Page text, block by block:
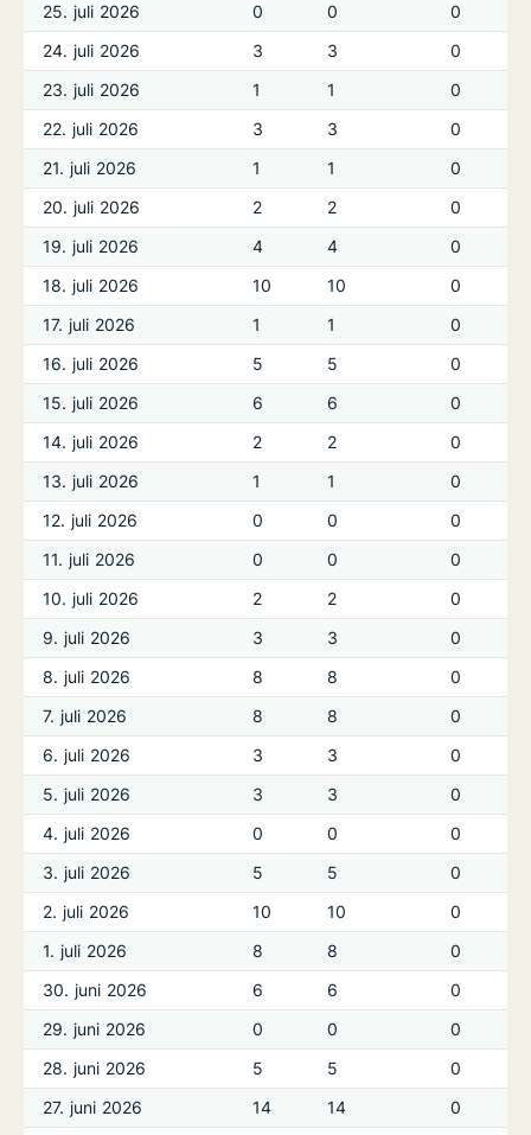
25. juli 2026
0 0
0
24. juli 2026
3 3
0
23. juli 2026
1 1
0
22. juli 2026
3 3
0
21. juli 2026
1 1
0
20. juli 2026
2 2
0
19. juli 2026
4 4
0
18. juli 2026
10 10
0
17. juli 2026
1 1
0
16. juli 2026
5 5
0
15. juli 2026
6 6
0
14. juli 2026
2 2
0
13. juli 2026
1 1
0
12. juli 2026
0 0
0
11. juli 2026
0 0
0
10. juli 2026
2 2
0
9. juli 2026
3 3
0
8. juli 2026
8 8
0
7. juli 2026
8 8
0
6. juli 2026
3 3
0
5. juli 2026
3 3
0
4. juli 2026
0 0
0
3. juli 2026
5 5
0
2. juli 2026
10 10
0
1. juli 2026
8 8
0
30. juni 2026
6 6
0
29. juni 2026
0 0
0
28. juni 2026
5 5
0
27. juni 2026
14 14 0